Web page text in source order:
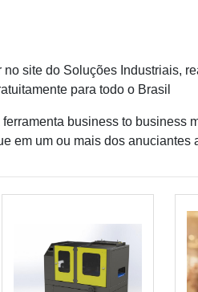
site do Soluções Industriais,
para todo o Brasil
business to business
em um ou mais dos anuciantes